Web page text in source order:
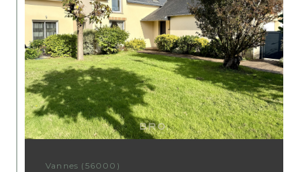
Vannes (56000)